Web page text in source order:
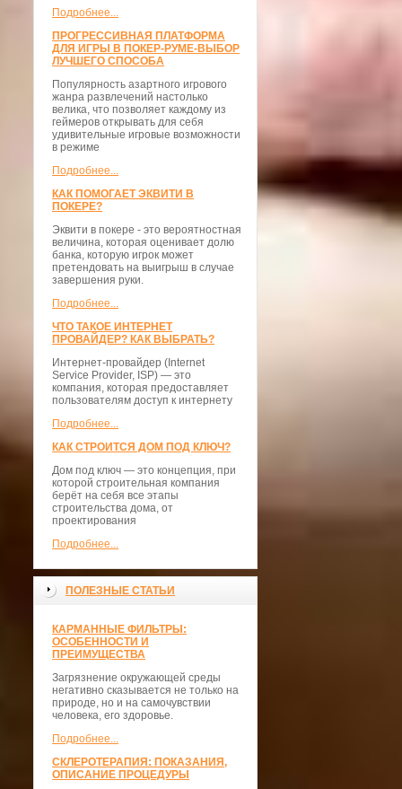
Подробнее...
ПРОГРЕССИВНАЯ ПЛАТФОРМА
ДЛЯ ИГРЫ В ПОКЕР-РУМЕ-ВЫБОР
ЛУЧШЕГО СПОСОБА
Популярность азартного игрового
жанра развлечений настолько
велика, что позволяет каждому из
геймеров открывать для себя
удивительные игровые возможности
в режиме
Подробнее...
КАК ПОМОГАЕТ ЭКВИТИ В
ПОКЕРЕ?
Эквити в покере - это вероятностная
величина, которая оценивает долю
банка, которую игрок может
претендовать на выигрыш в случае
завершения руки.
Подробнее...
ЧТО ТАКОЕ ИНТЕРНЕТ
ПРОВАЙДЕР? КАК ВЫБРАТЬ?
Интернет-провайдер (Internet
Service Provider, ISP) — это
компания, которая предоставляет
пользователям доступ к интернету
Подробнее...
КАК СТРОИТСЯ ДОМ ПОД КЛЮЧ?
Дом под ключ — это концепция, при
которой строительная компания
берёт на себя все этапы
строительства дома, от
проектирования
Подробнее...
ПОЛЕЗНЫЕ СТАТЬИ
КАРМАННЫЕ ФИЛЬТРЫ:
ОСОБЕННОСТИ И
ПРЕИМУЩЕСТВА
Загрязнение окружающей среды
негативно сказывается не только на
природе, но и на самочувствии
человека, его здоровье.
Подробнее...
СКЛЕРОТЕРАПИЯ: ПОКАЗАНИЯ,
ОПИСАНИЕ ПРОЦЕДУРЫ